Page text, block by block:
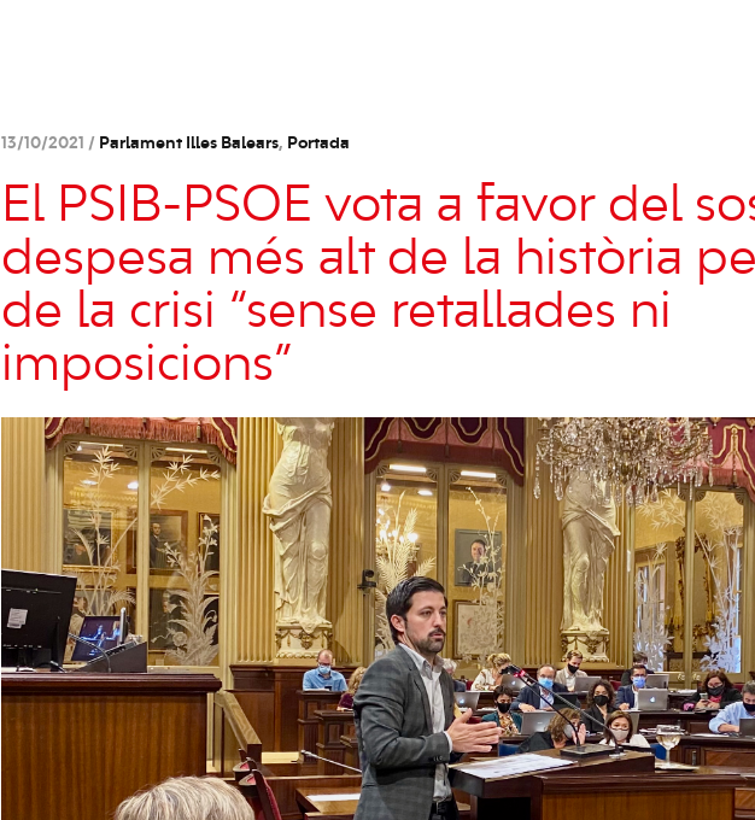
13/10/2021 / Parlament Illes Balears, Portada
El PSIB-PSOE vota a favor del
despesa més alt de la història
de la crisi “sense retallades ni
imposicions”